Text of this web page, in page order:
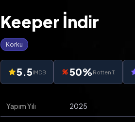
Keeper İndir
Korku
5.5IMDB 50%Rotten T.
Yapım Yılı 2025